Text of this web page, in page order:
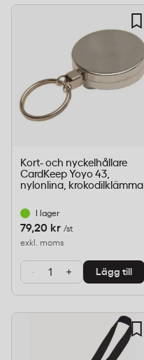
Kort- och nyckelhållare
CardKeep Yoyo 43,
nylonlina, krokodilklämma
I lager
79,20 kr /st
exkl. moms
- + Lägg till